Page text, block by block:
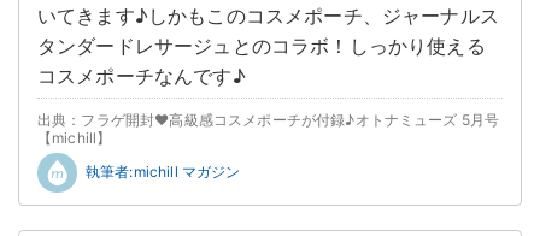
いてきます♪しかもこのコスメポーチ、ジャーナルス
タンダードレサージュとのコラボ！しっかり使える
コスメポーチなんです♪
出典：フラゲ開封♥高級感コスメポーチが付録♪オトナミューズ 5月号
【michill】
執筆者:michill マガジン